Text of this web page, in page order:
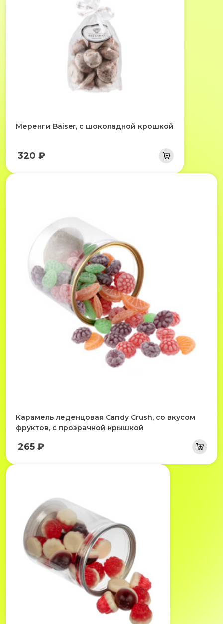
Меренги Baiser, с шоколадной крошкой
320 ₽
Карамель леденцовая Candy Crush, со вкусом
фруктов, с прозрачной крышкой
265 ₽